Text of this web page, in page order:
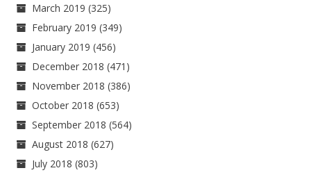
March 2019 (325)
February 2019 (349)
January 2019 (456)
December 2018 (471)
November 2018 (386)
October 2018 (653)
September 2018 (564)
August 2018 (627)
July 2018 (803)